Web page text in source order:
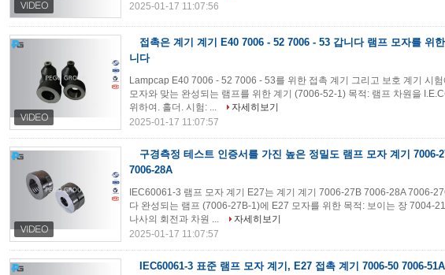
2025-01-17 11:07:56
접촉은 계기 계기 E40 7006 - 52 7006 - 53 갑니다 램프 모자를 위
니다
Lampcap E40 7006 - 52 7006 - 53를 위한 접촉 계기 그리고 보호 계기 시
모자와 맞는 완성되는 램프를 위한 계기 (7006-52-1) 목적: 램프 차원을
위하여. 홀더. 시험: ...
자세히보기
2025-01-17 11:07:57
구경측정 테스트 인증서를 가진 높은 정밀도 램프 모자 계기 7006-
7006-28A
IEC60061-3 램프 모자 계기 E27는 계기 계기 7006-27B 7006-28A 7006-
다 완성되는 램프 (7006-27B-1)에 E27 모자를 위한 목적: 보이는 장 7004-
나사의 회전과 차원 ...
자세히보기
2025-01-17 11:07:57
IEC60061-3 표준 램프 모자 계기, E27 접촉 계기 7006-50 7006-51A